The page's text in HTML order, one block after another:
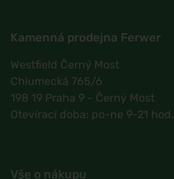
Kamenná prodejna Ferwer
Westfield Černý Most
Chlumecká 765/6
198 19 Praha 9 - Černý Most
Otevírací doba: po-ne 9-21 hod.
Vše o nákupu